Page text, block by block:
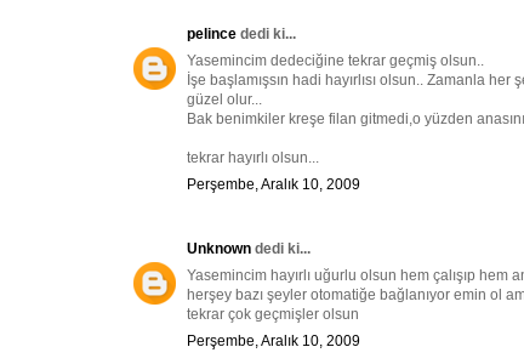
pelince dedi ki...
Yasemincim dedeciğine tekrar geçmiş olsun..
İşe başlamışsın hadi hayırlısı olsun.. Zamanla
güzel olur...
Bak benimkiler kreşe filan gitmedi,o yüzden
tekrar hayırlı olsun...
Perşembe, Aralık 10, 2009
Unknown dedi ki...
Yasemincim hayırlı uğurlu olsun hem çalışıp
herşey bazı şeyler otomatiğe bağlanıyor emin ol
tekrar çok geçmişler olsun
Perşembe, Aralık 10, 2009